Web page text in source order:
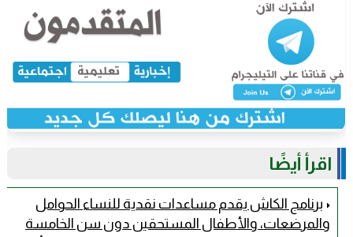
اقرأ أيضًا
برنامج الكاش يقدم مساعدات نقدية للنساء الحوامل
والمرضعات، والأطفال المستحقين دون سن الخامسة